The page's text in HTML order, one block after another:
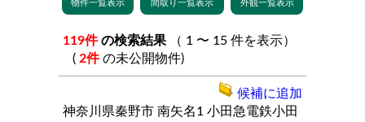
119件 の検索結果
( 2件 の未公開物件)
神奈川県秦野市 南矢名1 小田急電鉄小田
候補に追加